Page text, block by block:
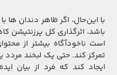
با این‌حال، اگر ظاهر دندان ‌ها
باشد، اثرگذاری کل
است ناخودآگاه بیشتر از
تمرکز کند. حتی یک لبخند مردد
ایجاد کند که فرد از بیان